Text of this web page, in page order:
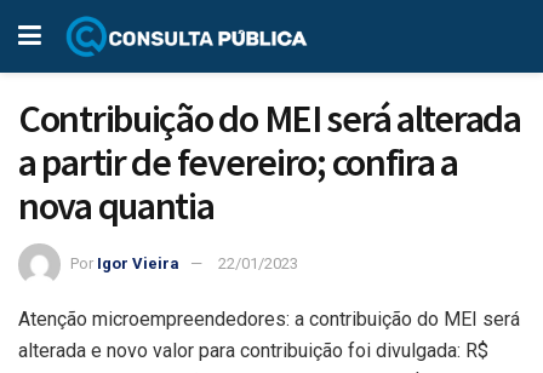
Contribuição do MEI será alterada
a partir de fevereiro; confira a
nova quantia
Por Igor Vieira 22/01/2023
Atenção microempreendedores: a contribuição do MEI será
alterada e novo valor para contribuição foi divulgada: R$